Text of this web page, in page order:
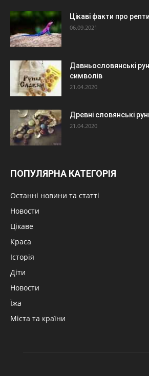
Цікаві факти про
06.09.2021
Давньословянські
символів
21.04.2020
Древні словянські
21.04.2020
ПОПУЛЯРНА КАТЕГОРІЯ
Останні новини та статті
Новости
Цікаве
Краса
Історія
Діти
Новости
Їжа
Міста та країни